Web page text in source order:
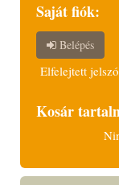
Saját fiók:
Belépés
Elfelejtett jelszó
Kosár